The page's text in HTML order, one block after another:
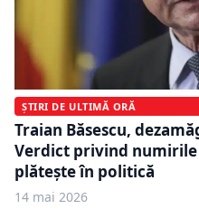
ȘTIRI DE ULTIMĂ ORĂ
Traian Băsescu,
Verdict privind numirile
plătește în politică
14 mai 2026